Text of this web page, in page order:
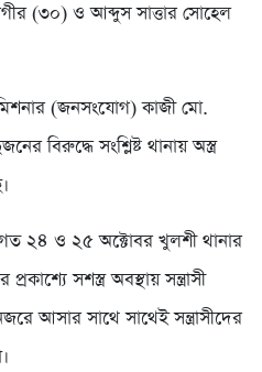
(৩০) ও আব্দুস সাত্তার সোহেল
(জনসংযোগ) কাজী মো.
বিরুদ্ধে সংশ্লিষ্ট থানায় অস্ত্র
২৪ ও ২৫ অক্টোবর খুলশী থানার
সশস্ত্র অবস্থায় সন্ত্রাসী
আসার সাথে সাথেই সন্ত্রাসীদের